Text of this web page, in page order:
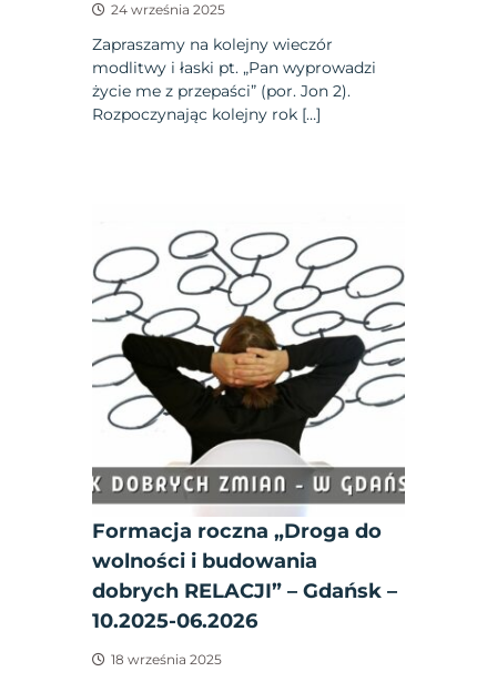
24 września 2025
Zapraszamy na kolejny wieczór
modlitwy i łaski pt. „Pan wyprowadzi
życie me z przepaści” (por. Jon 2).
Rozpoczynając kolejny rok […]
Formacja roczna „Droga do
wolności i budowania
dobrych RELACJI” – Gdańsk –
10.2025-06.2026
18 września 2025